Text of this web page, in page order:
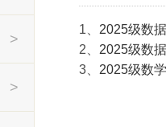
>
>
1、 2025级数
2、 2025级数
3、 2025级数